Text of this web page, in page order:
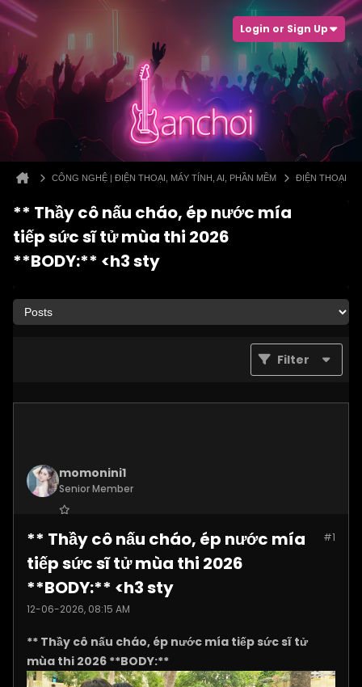
Login or Sign Up
CÔNG NGHỆ | ĐIỆN THOẠI, MÁY TÍNH, AI, PHẦN MỀM ĐIỆN THOẠI
** Thầy cô nấu cháo, ép nước mía
tiếp sức sĩ tử mùa thi 2026
**BODY:** <h3 sty
Filter
momonini1
Senior Member
Posts: 5399 #1
** Thầy cô nấu cháo, ép nước mía
tiếp sức sĩ tử mùa thi 2026
**BODY:** <h3 sty
12-06-2026, 08:15 AM
** Thầy cô nấu cháo, ép nước mía tiếp sức sĩ tử
mùa thi 2026 **BODY:**